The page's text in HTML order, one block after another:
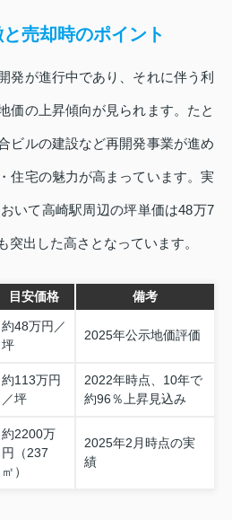
売却時のポイント
発が進行中であり、それに伴う利
価の上昇傾向が見られます。たと
ビルの建設など再開発事業が進め
住宅の魅力が高まっています。実
いて高崎駅周辺の坪単価は48万7
突出した高さとなっています。
目安価格 備考
約48万円／
坪
2025年公示地価評価
約113万円
／坪
2022年時点、10年で
約96％上昇見込み
約2200万
円（237
㎡）
2025年2月時点の実
績